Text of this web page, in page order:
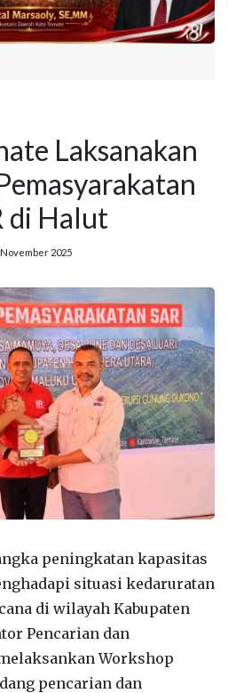
Laksanakan
di Halut
November 2025
peningkatan kapasitas
situasi kedaruratan
di wilayah Kabupaten
Pencarian dan
Workshop
pencarian dan